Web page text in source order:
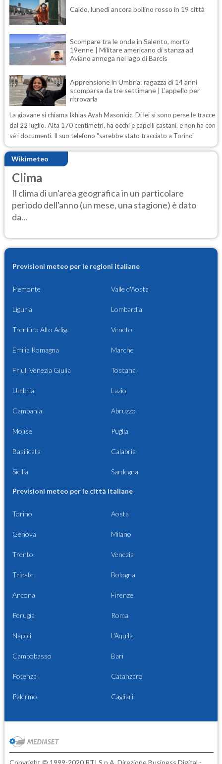
Caldo, lunedì ancora bollino rosso in 19 città
Scompare tra le onde in Salento, morto
19enne | Militare americano di stanza ad
Aviano annega nel lago di Barcis
Apprensione in Umbria: ragazza di 14 anni
scomparsa da tre settimane | L'appello per
ritrovarla
La giovane si chiama Ikhlas Ayah Masonicic. Di lei si sono perse le tracce
dal 22 luglio. Alta 170 centimetri, ha occhi e capelli castani, e non ha con
sé i documenti. Il suo telefono "sarebbe stato tracciato a Torino"
Wikimeteo
Clima
Il clima di un'area geografica in un particolare
periodo dell'anno (un mese, una stagione) è dato
da...
Previsioni meteo per le regioni italiane
Piemonte Valle d'Aosta
Liguria Lombardia
Trentino Alto Adige Veneto
Emilia Romagna Marche
Friuli Venezia Giulia Toscana
Umbria Lazio
Campania Abruzzo
Molise Puglia
Basilicata Calabria
Sicilia Sardegna
Previsioni meteo per le città italiane
Torino Aosta
Genova Milano
Trento Venezia
Trieste Bologna
Ancona Firenze
Perugia Roma
Napoli L'Aquila
Campobasso Bari
Potenza Catanzaro
Palermo Cagliari
Copyright © 1999-2020 RTI S.p.A. Direzione Business Digital -